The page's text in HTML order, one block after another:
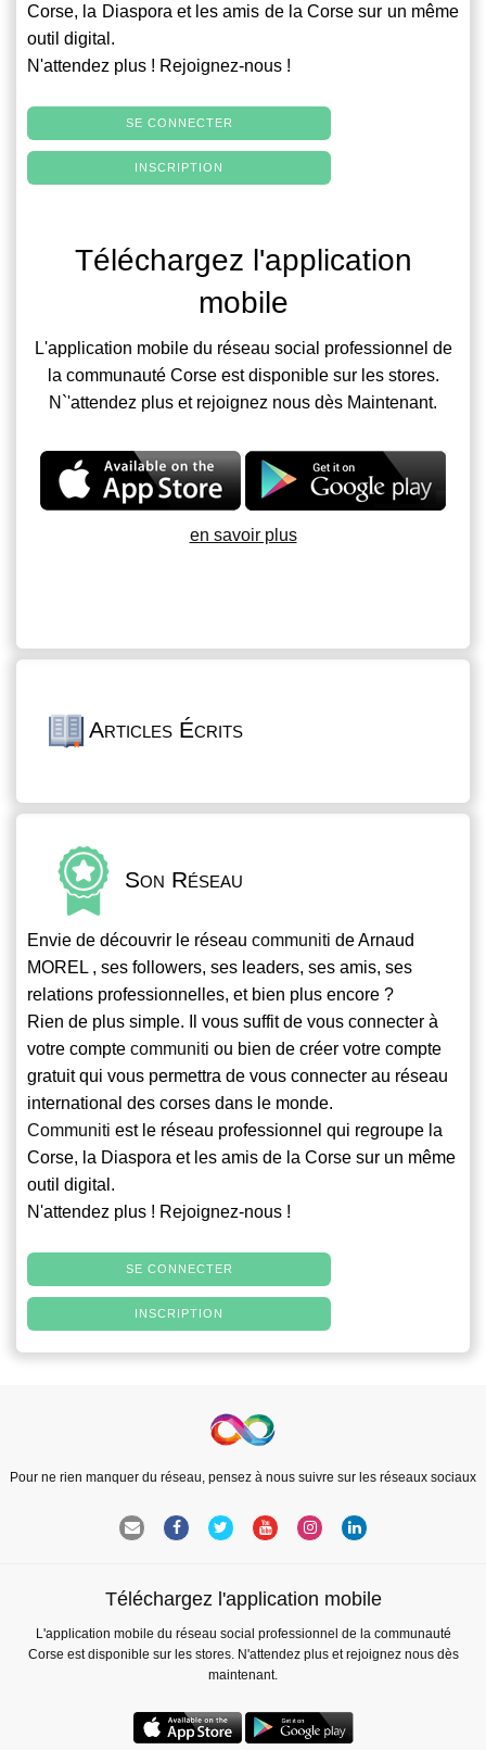
Corse, la Diaspora et les amis de la Corse sur un même
outil digital.
N'attendez plus ! Rejoignez-nous !
SE CONNECTER
INSCRIPTION
Téléchargez l'application
mobile
L'application mobile du réseau social professionnel de
la communauté Corse est disponible sur les stores.
N`'attendez plus et rejoignez nous dès Maintenant.
en savoir plus
Articles Écrits
Son Réseau
Envie de découvrir le réseau communiti de Arnaud
MOREL , ses followers, ses leaders, ses amis, ses
relations professionnelles, et bien plus encore ?
Rien de plus simple. Il vous suffit de vous connecter à
votre compte communiti ou bien de créer votre compte
gratuit qui vous permettra de vous connecter au réseau
international des corses dans le monde.
Communiti est le réseau professionnel qui regroupe la
Corse, la Diaspora et les amis de la Corse sur un même
outil digital.
N'attendez plus ! Rejoignez-nous !
SE CONNECTER
INSCRIPTION
Pour ne rien manquer du réseau, pensez à nous suivre sur les réseaux sociaux
Téléchargez l'application mobile
L'application mobile du réseau social professionnel de la communauté
Corse est disponible sur les stores. N'attendez plus et rejoignez nous dès
maintenant.